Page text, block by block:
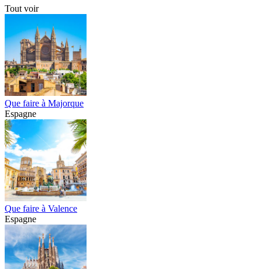
Tout voir
Que faire à Majorque
Espagne
Que faire à Valence
Espagne